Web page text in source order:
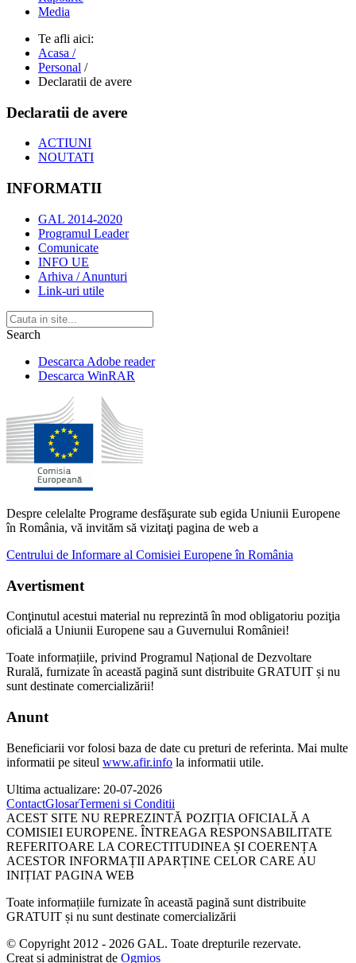
Media
Te afli aici:
Acasa /
Personal /
Declaratii de avere
Declaratii de avere
ACTIUNI
NOUTATI
INFORMATII
GAL 2014-2020
Programul Leader
Comunicate
INFO UE
Arhiva / Anunturi
Link-uri utile
Search
Descarca Adobe reader
Descarca WinRAR
Despre celelalte Programe desfăşurate sub egida Uniunii Europene
în România, vă invităm să vizitaţi pagina de web a
Centrului de Informare al Comisiei Europene în România
Avertisment
Conţinutul acestui material nu reprezintă în mod obligatoriu poziţia
oficială a Uniunii Europene sau a Guvernului României!
Toate informațiile, privind Programul Național de Dezvoltare
Rurală, furnizate în această pagină sunt distribuite GRATUIT și nu
sunt destinate comercializării!
Anunt
Beneficiarii vor folosi baza de date cu preturi de referinta. Mai multe
informatii pe siteul www.afir.info la informatii utile.
Ultima actualizare: 20-07-2026
ContactGlosarTermeni si Conditii
ACEST SITE NU REPREZINTĂ POZIȚIA OFICIALĂ A
COMISIEI EUROPENE. ÎNTREAGA RESPONSABILITATE
REFERITOARE LA CORECTITUDINEA ȘI COERENȚA
ACESTOR INFORMAȚII APARȚINE CELOR CARE AU
INIȚIAT PAGINA WEB
Toate informațiile furnizate în această pagină sunt distribuite
GRATUIT și nu sunt destinate comercializării
© Copyright 2012 - 2026 GAL. Toate drepturile rezervate.
Creat și administrat de Ogmios